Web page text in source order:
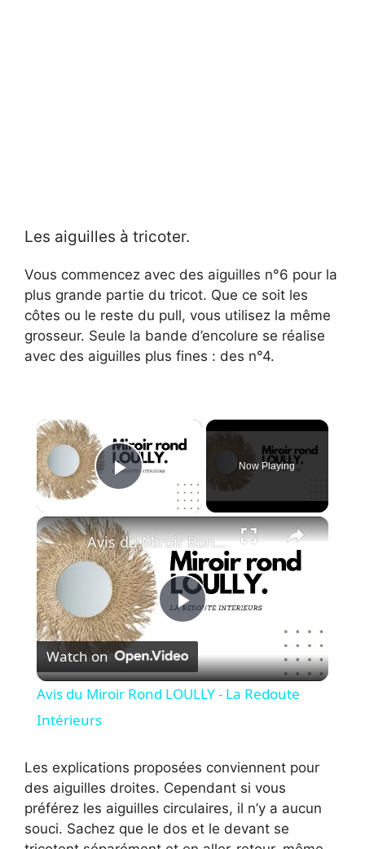
Les aiguilles à tricoter.
Vous commencez avec des aiguilles n°6 pour la
plus grande partie du tricot. Que ce soit les
côtes ou le reste du pull, vous utilisez la même
grosseur. Seule la bande d’encolure se réalise
avec des aiguilles plus fines : des n°4.
×
Play Video
Now Playing
×
P
l
y
V
Avis du Miroir Rond LOULLY - La Redoute Intérieurs
Watch on
Avis du Miroir Rond LOULLY - La Redoute
Intérieurs
Les explications proposées conviennent pour
des aiguilles droites. Cependant si vous
préférez les aiguilles circulaires, il n’y a aucun
souci. Sachez que le dos et le devant se